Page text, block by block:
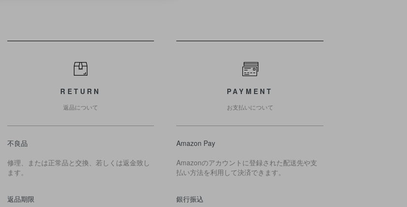
RETURN
返品について
不良品
修理、または正常品と交換、若しくは返金致し
ます。
返品期限
PAYMENT
お支払いについて
Amazon Pay
Amazonのアカウントに登録された配送先や支
払い方法を利用して決済できます。
銀行振込